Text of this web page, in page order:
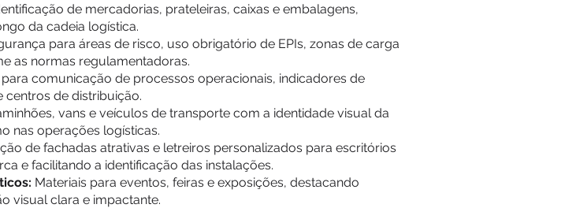
de mercadorias, prateleiras, caixas e embalagens,
da cadeia logística.
para áreas de risco, uso obrigatório de EPIs, zonas de carga
as normas regulamentadoras.
comunicação de processos operacionais, indicadores de
centros de distribuição.
vans e veículos de transporte com a identidade visual da
nas operações logísticas.
de fachadas atrativas e letreiros personalizados para escritórios
e facilitando a identificação das instalações.
Materiais para eventos, feiras e exposições, destacando
visual clara e impactante.